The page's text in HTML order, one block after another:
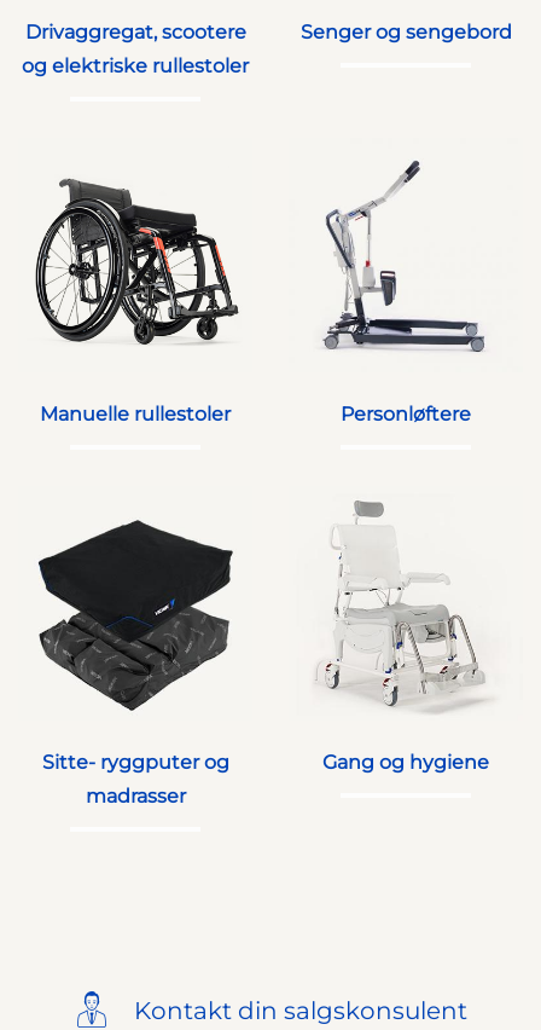
Drivaggregat, scootere
og elektriske rullestoler
Senger og sengebord
Manuelle rullestoler Personløftere
Sitte- ryggputer og
madrasser
Gang og hygiene
Kontakt din salgskonsulent